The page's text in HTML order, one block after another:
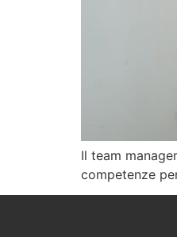
Il team
competenze